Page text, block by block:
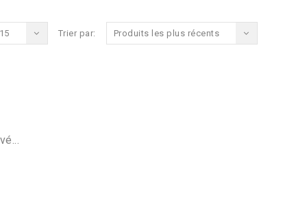
Trier par: Produits les plus récents